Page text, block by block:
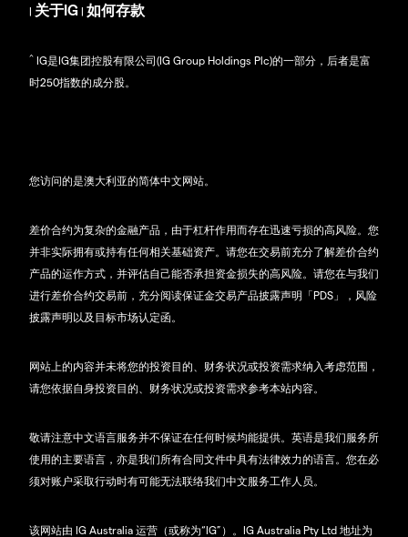
| 关于IG | 如何存款
^ IG是IG集团控股有限公司(IG Group Holdings Plc)的一部分，后者是富
时250指数的成分股。
您访问的是澳大利亚的简体中文网站。
差价合约为复杂的金融产品，由于杠杆作用而存在迅速亏损的高风险。您
并非实际拥有或持有任何相关基础资产。请您在交易前充分了解差价合约
产品的运作方式，并评估自己能否承担资金损失的高风险。请您在与我们
进行差价合约交易前，充分阅读保证金交易产品披露声明「PDS」，风险
披露声明以及目标市场认定函。
网站上的内容并未将您的投资目的、财务状况或投资需求纳入考虑范围，
请您依据自身投资目的、财务状况或投资需求参考本站内容。
敬请注意中文语言服务并不保证在任何时候均能提供。英语是我们服务所
使用的主要语言，亦是我们所有合同文件中具有法律效力的语言。您在必
须对账户采取行动时有可能无法联络我们中文服务工作人员。
该网站由 IG Australia 运营（或称为“IG”）。IG Australia Pty Ltd 地址为